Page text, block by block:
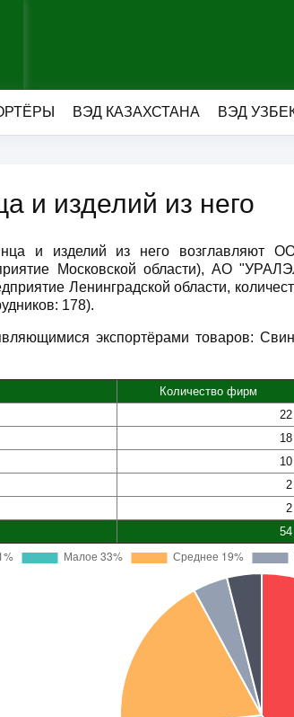
ВЭД КАЗАХСТАНА ВЭД
и изделий из него
и изделий из него возглавляют
Московской области), АО
Ленинградской области,
178).
экспортёрами товаров:
Количество фирм
22
18
10
2
2
54